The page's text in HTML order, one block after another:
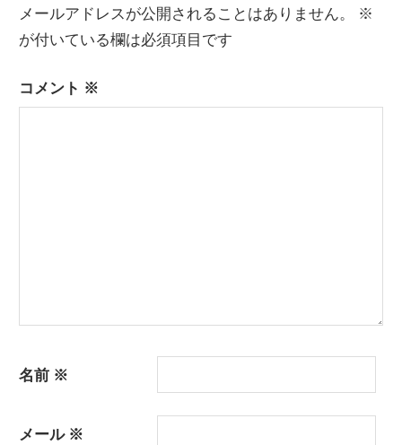
ビ
ゲ
ー
メールアドレスが公開されることはありません。
※
が付いている欄は必須項目です
コメント ※
名前 ※
メール ※